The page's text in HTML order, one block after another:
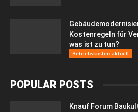
Kostenregeln für
was ist zu tun?
Betriebskosten aktuell
POPULAR POSTS
Knauf Forum